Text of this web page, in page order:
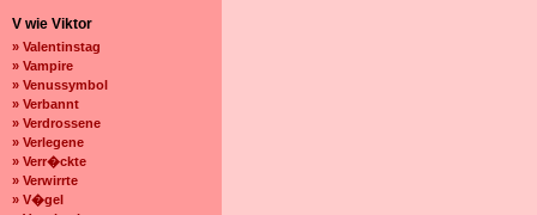
V wie Viktor
» Valentinstag
» Vampire
» Venussymbol
» Verbannt
» Verdrossene
» Verlegene
» Verr�ckte
» Verwirrte
» V�gel